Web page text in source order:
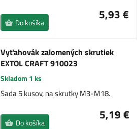
5,93 €
Do košíka
Vyťahovák zalomených skrutiek
EXTOL CRAFT 910023
Skladom 1 ks
Sada 5 kusov, na skrutky M3-M18.
5,19 €
Do košíka